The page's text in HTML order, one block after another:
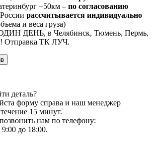
+50км – по согласованию
рассчитывается индивидуально
и веса груза)
ОДИН ДЕНЬ, в Челябинск, Тюмень, Пермь,
Отправка ТК ЛУЧ.
деталь?
форму справа и наш менеджер
15 минут.
нам по телефону:
9:00 до 18:00.